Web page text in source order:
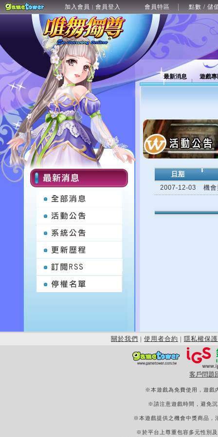
加入會員 | 會員登入 會員特區 點數 / 儲
最新消息 遊戲
日期
2007-12-03
機
關於我們 | 使用者合約 | 隱私權保護
客戶問題
※本遊戲為免費使用，遊戲
※請注意遊戲時間，避免
※本遊戲提供之機會中獎商品，
※於平台上尊重包容多元性別